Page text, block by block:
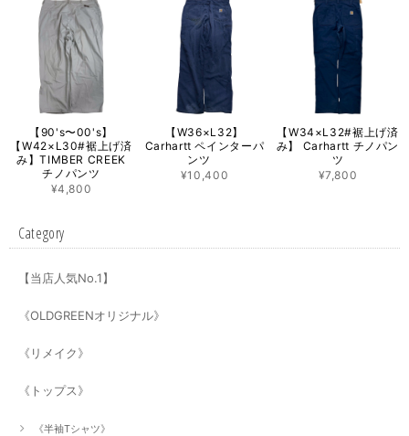
【90's〜00's】
【W42×L30#裾上げ済
み】TIMBER CREEK
チノパンツ
¥4,800
【W36×L32】
Carhartt ペインターパ
ンツ
¥10,400
【W34×L32#裾上げ済
み】 Carhartt チノパン
ツ
¥7,800
Category
【当店人気No.1】
《OLDGREENオリジナル》
《リメイク》
《トップス》
《半袖Tシャツ》